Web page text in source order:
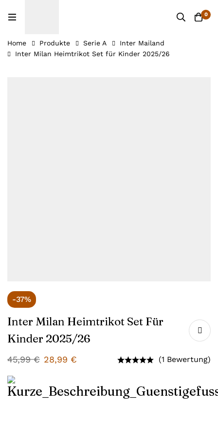
0
Home Produkte Serie A
Inter Mailand
Inter Milan Heimtrikot Set für Kinder 2025/26
-37%
Inter Milan Heimtrikot Set Für
Kinder 2025/26
45,99€ 28,99 € (1 Bewertung)